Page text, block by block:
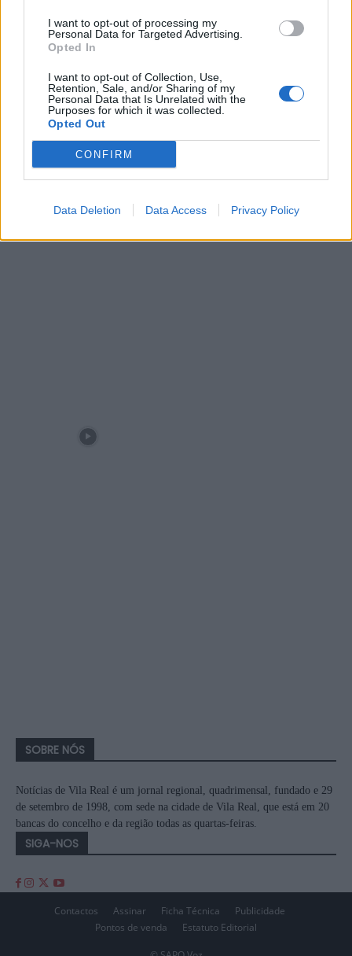
I want to opt-out of processing my
Personal Data for Targeted Advertising.
Opted In
I want to opt-out of Collection, Use,
Retention, Sale, and/or Sharing of my
Personal Data that Is Unrelated with the
Purposes for which it was collected.
Opted Out
CONFIRM
Data Deletion Data Access Privacy Policy
Jovem ferida em despiste na
freguesia de Nogueira e Ermida
Siga-nos no Instagram
SOBRE NÓS
Notícias de Vila Real é um jornal regional, quadrimensal, fundado e 29
de setembro de 1998, com sede na cidade de Vila Real, que está em 20
bancas do concelho e da região todas as quartas-feiras.
SIGA-NOS
Contactos Assinar Ficha Técnica
Publicidade
Pontos de venda
Estatuto Editorial